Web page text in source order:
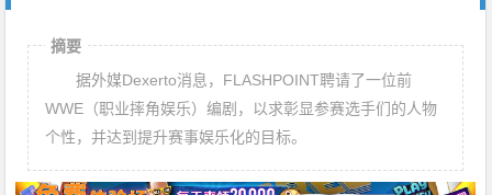
摘要
据外媒Dexerto消息，FLASHPOINT聘请了一位前
WWE（职业摔角娱乐）编剧，以求彰显参赛选手们的人物
个性，并达到提升赛事娱乐化的目标。